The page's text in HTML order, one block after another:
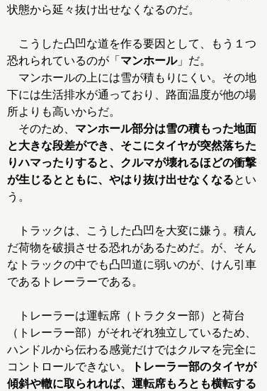
状態から延々抜け出せなくなるのだ。
こうした凸凹な道を作る要因として、もう１つ
恐れられているのが「 マンホール」だ。
マンホールの上には雪が積もりにくい。その地
下には生活排水が通っており、路面温度が他の場
所よりも高いからだ。
そのため、 マンホール部分は雪の積もった地面
と大きな段差ができ、そこにタイヤが突然落ちた
りハマったりすると、クルマが壊れるほどの衝撃
が生じるとともに、やはり抜け出せなくなるとい
う。
トラックは、こうした凸凹を大変に嫌う。積ん
だ荷物を破損させる恐れがあるためだ。が、そん
なトラックの中でも凸凹道に弱いのが、けん引車
であるトレーラーである。
トレーラーは運転席（トラクター部）と荷台
（トレーラー部）がそれぞれ独立しているため、
ハンドルから伝わる感覚だけではクルマを完全に
コントロールできない。
トレーラー部のタイヤが
傾斜や轍に取られれば、運転席もろとも横転する